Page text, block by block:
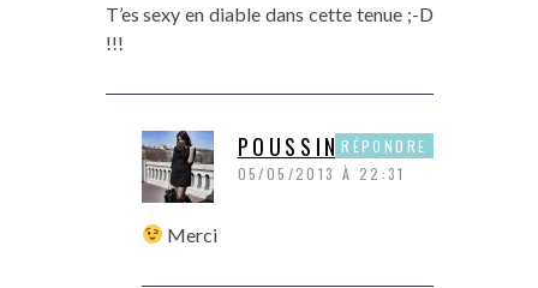
T’es sexy en diable dans cette tenue ;-D
!!!
POUSSINE
05/05/2013 À 22:31
Merci
RÉPONDRE